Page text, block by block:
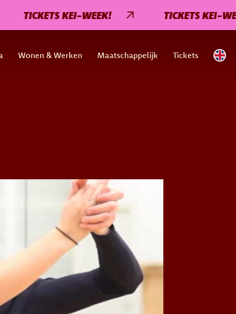
TICKETS KEI-WEEK! TICKETS KEI-WEEK!
Wonen & Werken Maatschappelijk Tickets